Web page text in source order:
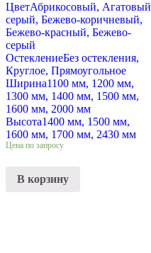
ЦветАбрикосовый, Агатовый
серый, Бежево-коричневый,
Бежево-красный, Бежево-
серый
ОстеклениеБез остекления,
Круглое, Прямоугольное
Ширина1100 мм, 1200 мм,
1300 мм, 1400 мм, 1500 мм,
1600 мм, 2000 мм
Высота1400 мм, 1500 мм,
1600 мм, 1700 мм, 2430 мм
Цена по запросу
В корзину